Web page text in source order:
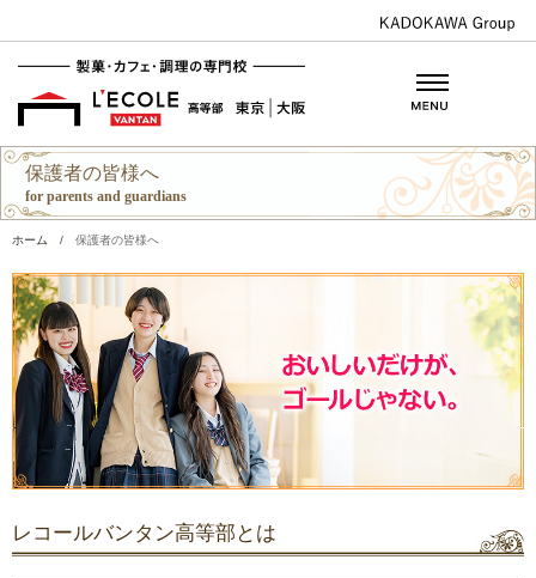
保護者の皆様へ
for parents and guardians
ホーム / 保護者の皆様へ
レコールバンタン高等部とは